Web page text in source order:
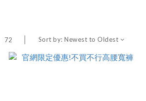
72 Sort by: Newest to Oldest